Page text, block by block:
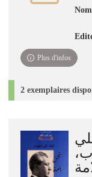
Plus d'infos
2 exemplaires